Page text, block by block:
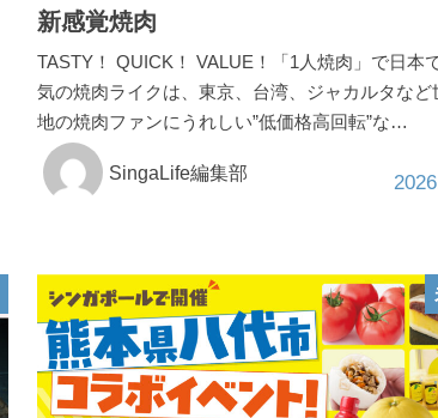
新感覚焼肉
TASTY！ QUICK！ VALUE！「1人焼肉」で日本
気の焼肉ライクは、東京、台湾、ジャカルタなど
地の焼肉ファンにうれしい”低価格高回転”な…
SingaLife編集部